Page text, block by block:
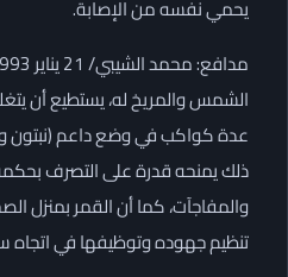
يحمي نفسه من الإصابة.
الشمس والمريخ له، يستطيع أن
عدة كواكب في وضع داعم (نبتون
ذلك يمنحه قدرة على التصرف
والمفاجآت، كما أن القمر بمنزل
تنظيم جهوده وتوظيفها في اتجاه